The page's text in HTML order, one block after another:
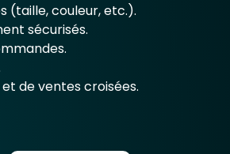
(taille, couleur, etc.).
sécurisés.
de ventes croisées.